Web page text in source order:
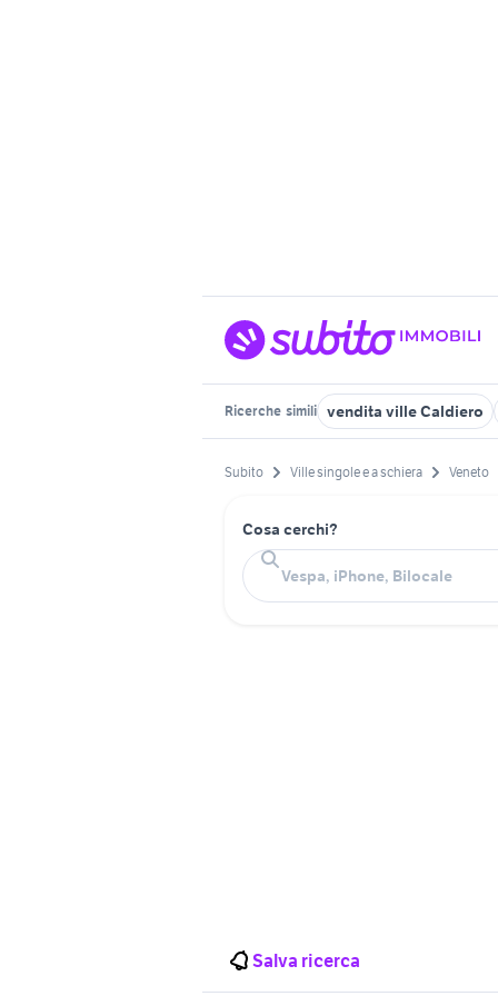
Ricerche simili vendita ville Caldiero
Subito Ville singole e a schiera Veneto
Cosa cerchi?
Salva ricerca